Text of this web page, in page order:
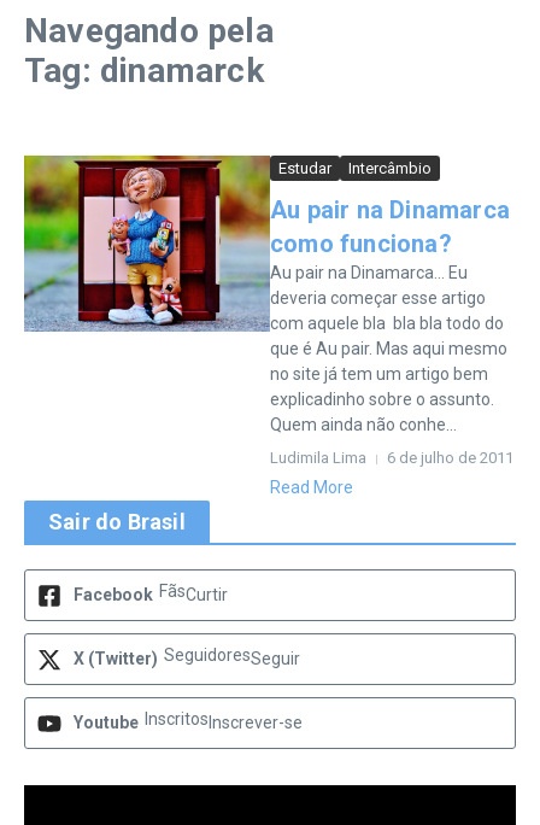
Navegando pela
Tag: dinamarck
Estudar Intercâmbio
Au pair na Dinamarca
como funciona?
Au pair na Dinamarca… Eu
deveria começar esse artigo
com aquele bla bla bla todo do
que é Au pair. Mas aqui mesmo
no site já tem um artigo bem
explicadinho sobre o assunto.
Quem ainda não conhe...
Ludimila Lima 6 de julho de 2011
Read More
Sair do Brasil
Facebook FãsCurtir
X (Twitter) SeguidoresSeguir
Youtube Inscritos Inscrever-se